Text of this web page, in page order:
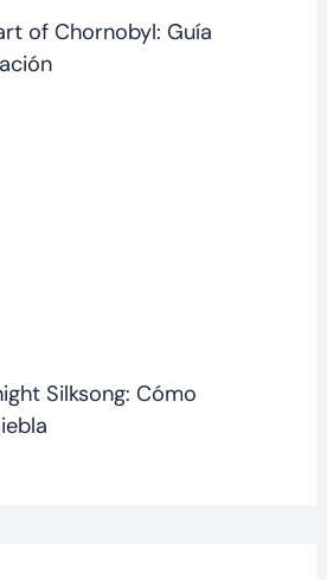
of Chornobyl: Guía
Silksong: Cómo